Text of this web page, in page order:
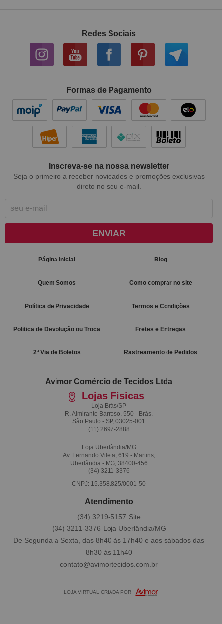
Redes Sociais
Formas de Pagamento
Inscreva-se na nossa newsletter
Seja o primeiro a receber novidades e promoções exclusivas
direto no seu e-mail.
ENVIAR
Página Inicial Blog
Quem Somos Como comprar no site
Política de Privacidade Termos e Condições
Politica de Devolução ou Troca Fretes e Entregas
2ª Via de Boletos Rastreamento de Pedidos
Avimor Comércio de Tecidos Ltda
Lojas Fisicas
Loja Brás/SP
R. Almirante Barroso, 550 - Brás,
São Paulo - SP, 03025-001
(11) 2697-2888
Loja Uberlândia/MG
Av. Fernando Vilela, 619 - Martins,
Uberlândia - MG, 38400-456
(34) 3211-3376
CNPJ: 15.358.825/0001-50
Atendimento
(34) 3211-3376
(34) 3219-5157
De Segunda a Sexta, das 8h40 às 17h40 e aos sábados das
8h30 às 11h40
contato@avimortecidos.com.br
LOJA VIRTUAL CRIADA POR